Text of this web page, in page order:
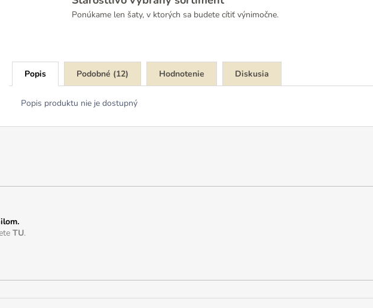
Ponúkame len šaty, v ktorých sa budete cítiť výnimočne.
Popis Podobné (12) Hodnotenie Diskusia
Popis produktu nie je dostupný
TU.